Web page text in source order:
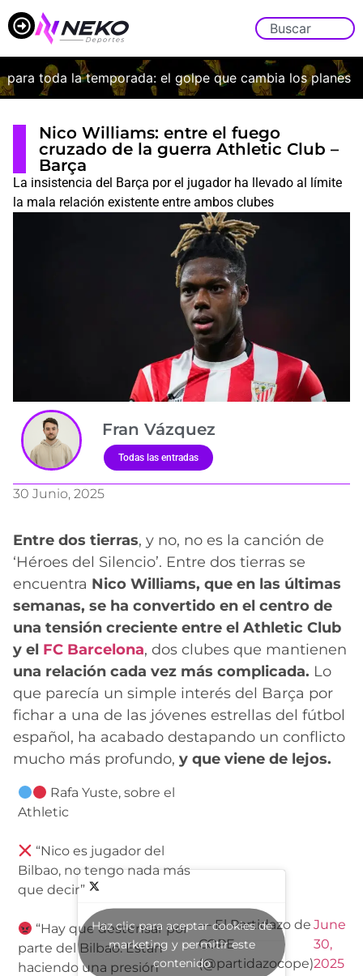
toda la temporada: el golpe que cambia los planes de
Nico Williams: entre el fuego
cruzado de la guerra Athletic Club –
Barça
La insistencia del Barça por el jugador ha llevado al límite
la mala relación existente entre ambos clubes
Fran Vázquez
Todas las entradas
30 Junio, 2025
Entre dos tierras, y no, no es la canción de
‘Héroes del Silencio’. Entre dos tierras se
encuentra Nico Williams, que en las últimas
semanas, se ha convertido en el centro de
una tensión creciente entre el Athletic Club
y el FC Barcelona, dos clubes que mantienen
una relación cada vez más complicada. Lo
que parecía un simple interés del Barça por
fichar a una de las jóvenes estrellas del fútbol
español, ha acabado destapando un conflicto
mucho más profundo, y que viene de lejos.
Rafa Yuste, sobre el
Athletic
“Nico es jugador del
Bilbao, no tengo nada más
que decir”
“Hay que destensar por
parte del Bilbao. Están
haciendo una presión
— El Partidazo de
COPE
(@partidazocope)
June
30,
2025
Haz clic para aceptar cookies de
marketing y permitir este
contenido